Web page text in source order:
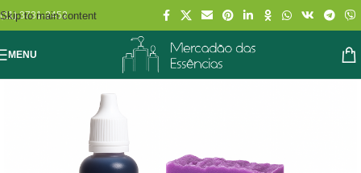
Skip to main content
(11) 3731-2452
MENU